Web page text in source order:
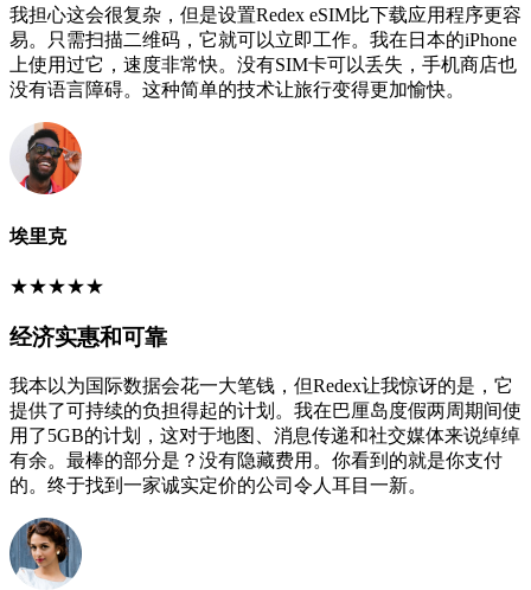
我担心这会很复杂，但是设置Redex eSIM比下载应用程序更容
易。只需扫描二维码，它就可以立即工作。我在日本的iPhone
上使用过它，速度非常快。没有SIM卡可以丢失，手机商店也
没有语言障碍。这种简单的技术让旅行变得更加愉快。
埃里克
★★★★★
经济实惠和可靠
我本以为国际数据会花一大笔钱，但Redex让我惊讶的是，它
提供了可持续的负担得起的计划。我在巴厘岛度假两周期间使
用了5GB的计划，这对于地图、消息传递和社交媒体来说绰绰
有余。最棒的部分是？没有隐藏费用。你看到的就是你支付
的。终于找到一家诚实定价的公司令人耳目一新。